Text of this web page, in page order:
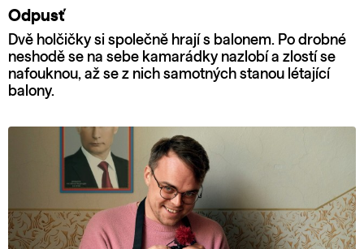
Odpusť
Dvě holčičky si společně hrají s balonem. Po drobné
neshodě se na sebe kamarádky nazlobí a zlostí se
nafouknou, až se z nich samotných stanou létající
balony.